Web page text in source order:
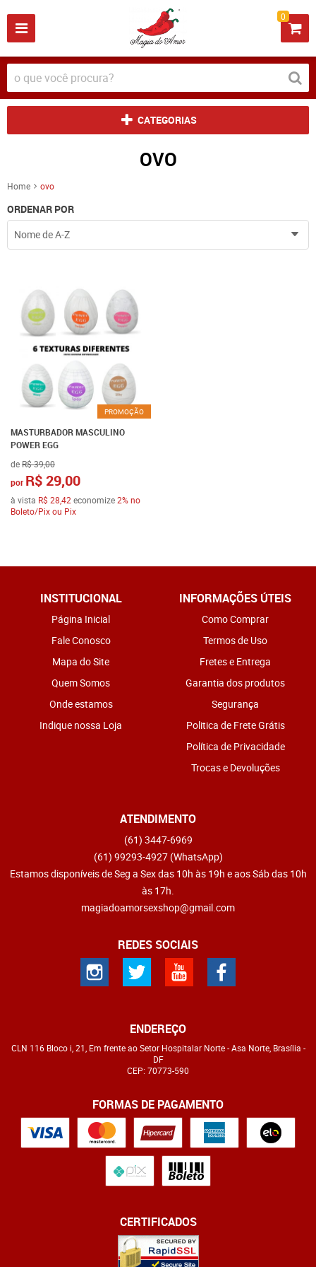
0
CATEGORIAS
OVO
Home ovo
ORDENAR POR
Nome de A-Z
PROMOÇÃO
MASTURBADOR MASCULINO
POWER EGG
deR$ 39,00
por R$ 29,00
à vista R$ 28,42 economize2%no
Boleto/Pix ou Pix
INSTITUCIONAL
Página Inicial
Fale Conosco
Mapa do Site
Quem Somos
Onde estamos
Indique nossa Loja
INFORMAÇÕES ÚTEIS
Como Comprar
Termos de Uso
Fretes e Entrega
Garantia dos produtos
Segurança
Politica de Frete Grátis
Política de Privacidade
Trocas e Devoluções
ATENDIMENTO
(61) 3447-6969
(61) 99293-4927 (WhatsApp)
Estamos disponíveis de Seg a Sex das 10h às 19h e aos Sáb das 10h
às 17h.
magiadoamorsexshop@gmail.com
REDES SOCIAIS
ENDEREÇO
CLN 116 Bloco i, 21, Em frente ao Setor Hospitalar Norte-Asa Norte, Brasília -
DF
CEP: 70773-590
FORMAS DE PAGAMENTO
CERTIFICADOS